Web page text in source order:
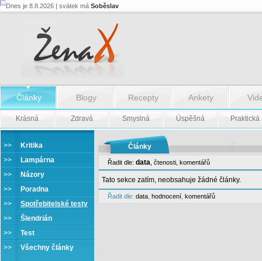
Dnes je 8.8.2026 | svátek má Soběslav
Články Blogy Recepty Ankety
Krásná Zdravá Smyslná Úspěšná Praktická
>>
Kritika
>>
Lampárna
>>
Názory
>>
Poradna
>>
Spotřebitelské testy
>>
Šlendrián
>>
Test
>> Všechny články
Články
Řadit dle: data čtenosti komentářů
Tato sekce zatím, neobsahuje žádné články.
Řadit dle: data hodnocení komentářů